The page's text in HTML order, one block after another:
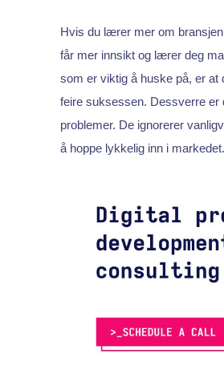
Hvis du lærer mer om
får mer innsikt og lærer deg
som er viktig å huske på, er at
feire suksessen. Dessverre er
problemer. De ignorerer
å hoppe lykkelig inn i